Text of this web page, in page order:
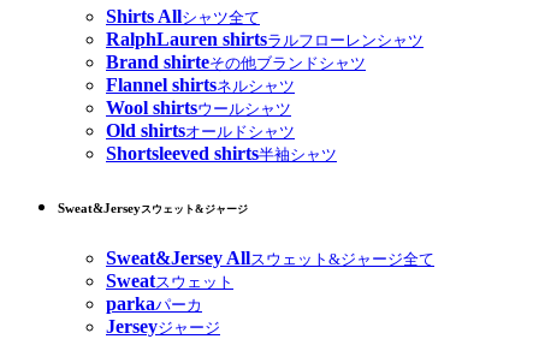
Shirts Allシャツ全て
RalphLauren shirtsラルフローレンシャツ
Brand shirteその他ブランドシャツ
Flannel shirtsネルシャツ
Wool shirtsウールシャツ
Old shirtsオールドシャツ
Shortsleeved shirts半袖シャツ
Sweat&Jerseyスウェット&ジャージ
Sweat&Jersey Allスウェット&ジャージ全て
Sweatスウェット
parkaパーカ
Jerseyジャージ